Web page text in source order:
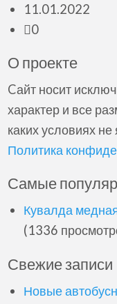
11.01.2022
0
О проекте
Cайт носит
характер и все
каких условиях
Политика
Самые
Кувалда
(1336
Свежие записи
Новые